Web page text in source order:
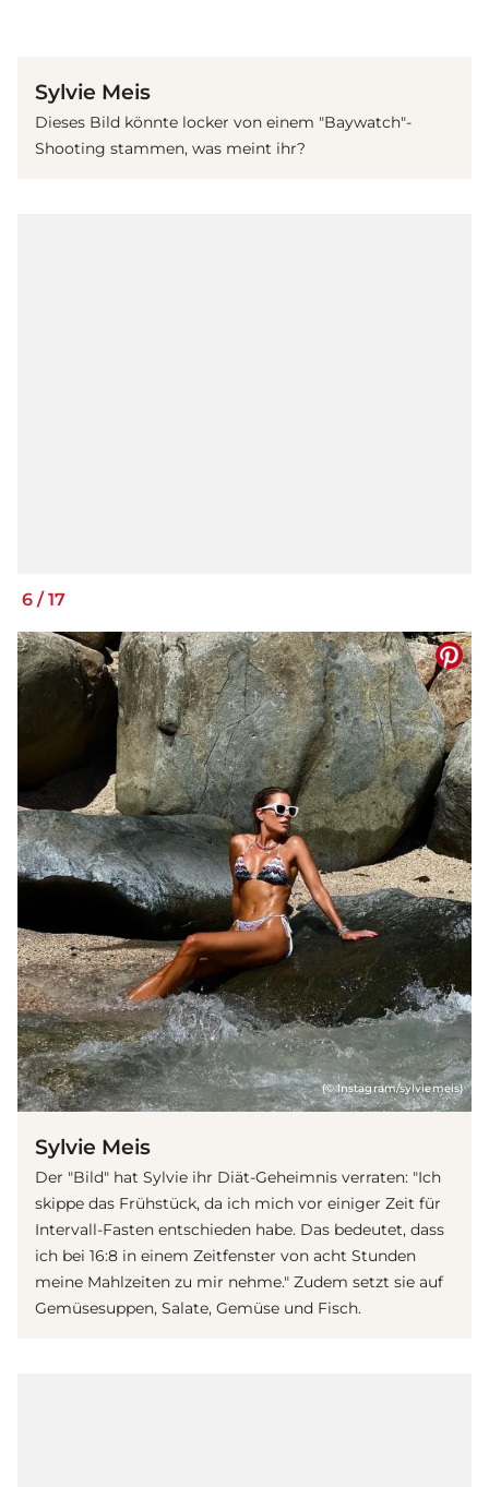
Sylvie Meis
Dieses Bild könnte locker von einem "Baywatch"-
Shooting stammen, was meint ihr?
6 /17
(© Instagram/sylviemeis)
Sylvie Meis
Der "Bild" hat Sylvie ihr Diät-Geheimnis verraten: "Ich
skippe das Frühstück, da ich mich vor einiger Zeit für
Intervall-Fasten entschieden habe. Das bedeutet, dass
ich bei 16:8 in einem Zeitfenster von acht Stunden
meine Mahlzeiten zu mir nehme." Zudem setzt sie auf
Gemüsesuppen, Salate, Gemüse und Fisch.